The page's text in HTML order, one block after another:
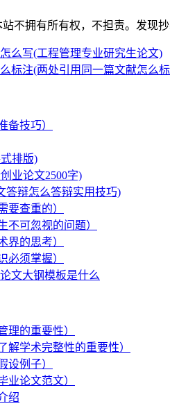
不拥有所有权，不担责。发现
么写(工程管理专业研究生论文)
标注(两处引用同一篇文献怎么
备技巧）
排版)
业论文2500字)
答辩怎么答辩实用技巧)
要查重的）
不可忽视的问题）
界的思考）
必须掌握）
文大钢模板是什么
理的重要性）
解学术完整性的重要性）
设例子）
业论文范文）
绍